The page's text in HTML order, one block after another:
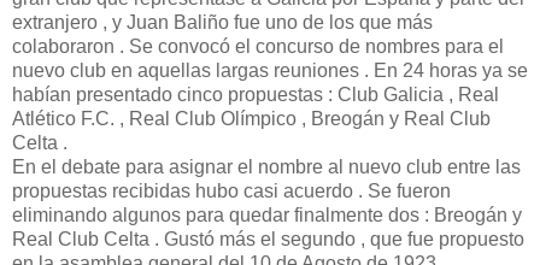
extranjero , y Juan Baliño fue uno de los que más
colaboraron . Se convocó el concurso de nombres para el
nuevo club en aquellas largas reuniones . En 24 horas ya se
habían presentado cinco propuestas : Club Galicia , Real
Atlético F.C. , Real Club Olímpico , Breogán y Real Club
Celta .
En el debate para asignar el nombre al nuevo club entre las
propuestas recibidas hubo casi acuerdo . Se fueron
eliminando algunos para quedar finalmente dos : Breogán y
Real Club Celta . Gustó más el segundo , que fue propuesto